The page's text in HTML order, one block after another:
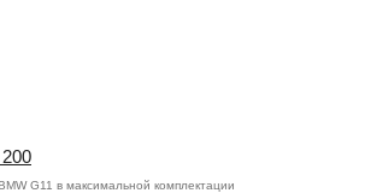
G11 в максимальной комплектации